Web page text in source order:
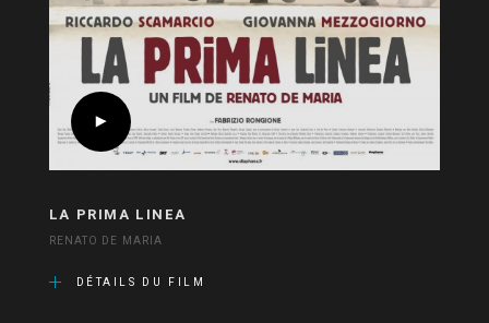
LA PRIMA LINEA
RENATO DE MARIA
DÉTAILS DU FILM